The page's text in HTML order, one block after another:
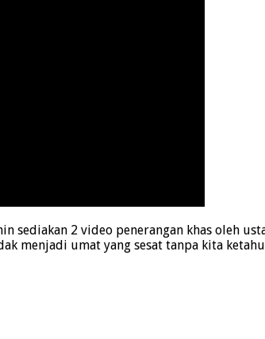
2 video penerangan khas oleh
menjadi umat yang sesat tanpa kita